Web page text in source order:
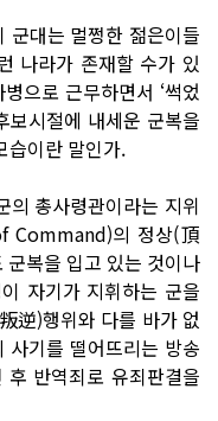
군대는 멀쩡한 젊은이들
나라가 존재할 수가 있
으로 근무하면서 ‘썩었
보시절에 내세운 군복을
습이란 말인가.
의 총사령관이라는 지위
Command)의 정상(頂
복을 입고 있는 것이나
자기가 지휘하는 군을
逆)행위와 다를 바가 없
기를 떨어뜨리는 방송
후 반역죄로 유죄판결을